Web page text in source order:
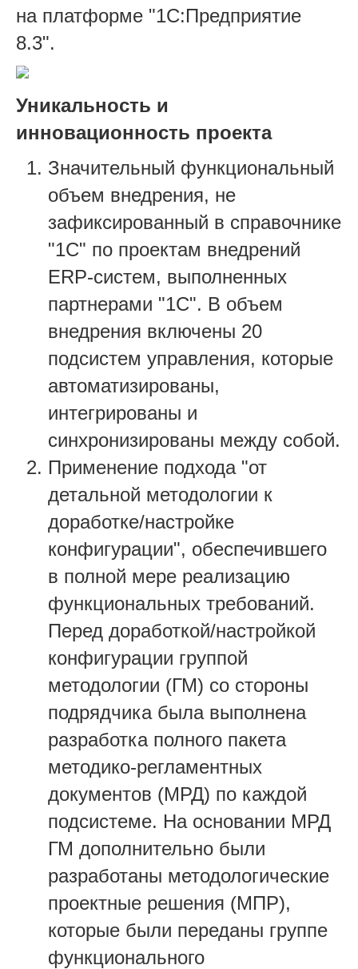
на платформе "1С:Предприятие
8.3".
Уникальность и
инновационность проекта
Значительный функциональный
объем внедрения, не
зафиксированный в справочнике
"1С" по проектам внедрений
ERP-систем, выполненных
партнерами "1С". В объем
внедрения включены 20
подсистем управления, которые
автоматизированы,
интегрированы и
синхронизированы между собой.
Применение подхода "от
детальной методологии к
доработке/настройке
конфигурации", обеспечившего
в полной мере реализацию
функциональных требований.
Перед доработкой/настройкой
конфигурации группой
методологии (ГМ) со стороны
подрядчика была выполнена
разработка полного пакета
методико-регламентных
документов (МРД) по каждой
подсистеме. На основании МРД
ГМ дополнительно были
разработаны методологические
проектные решения (МПР),
которые были переданы группе
функционального